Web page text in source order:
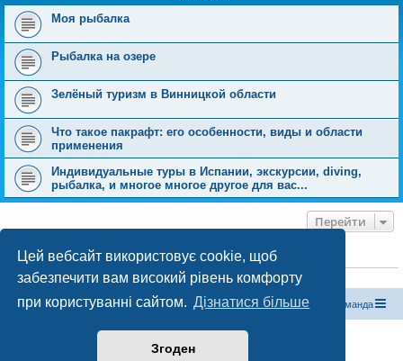
Цей вебсайт використовує cookie, щоб
забезпечити вам високий рівень комфорту
при користуванні сайтом. Дізнатися більше
Згоден
я
Моя рыбалка
Рыбалка на озере
Зелёный туризм в Винницкой области
Что такое пакрафт: его особенности, виды и области
применения
Индивидуальные туры в Испании, экскурсии, diving,
рыбалка, и многое многое другое для вас...
Перейти
ХТО ЗАРАЗ ОНЛАЙН
Зараз переглядають цей форум:ClaudeBot [бот ШІ]і 0 гостей
Магазин спорядження Туристичний форум «Рюкзак» Команда
Працює на phpBB® Forum Software © phpBB Limited
Конфіденційність